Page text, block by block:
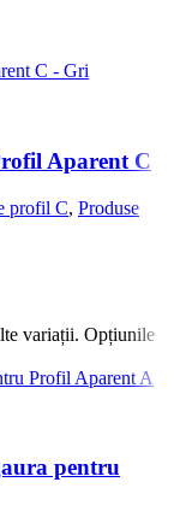
Aparent C
profil C, Produse
variații. Opțiunile
pentru